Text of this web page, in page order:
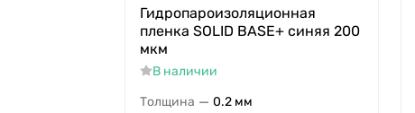
Гидропароизоляционная
пленка SOLID BASE+ синяя 200
мкм
В наличии
Толщина — 0.2 мм